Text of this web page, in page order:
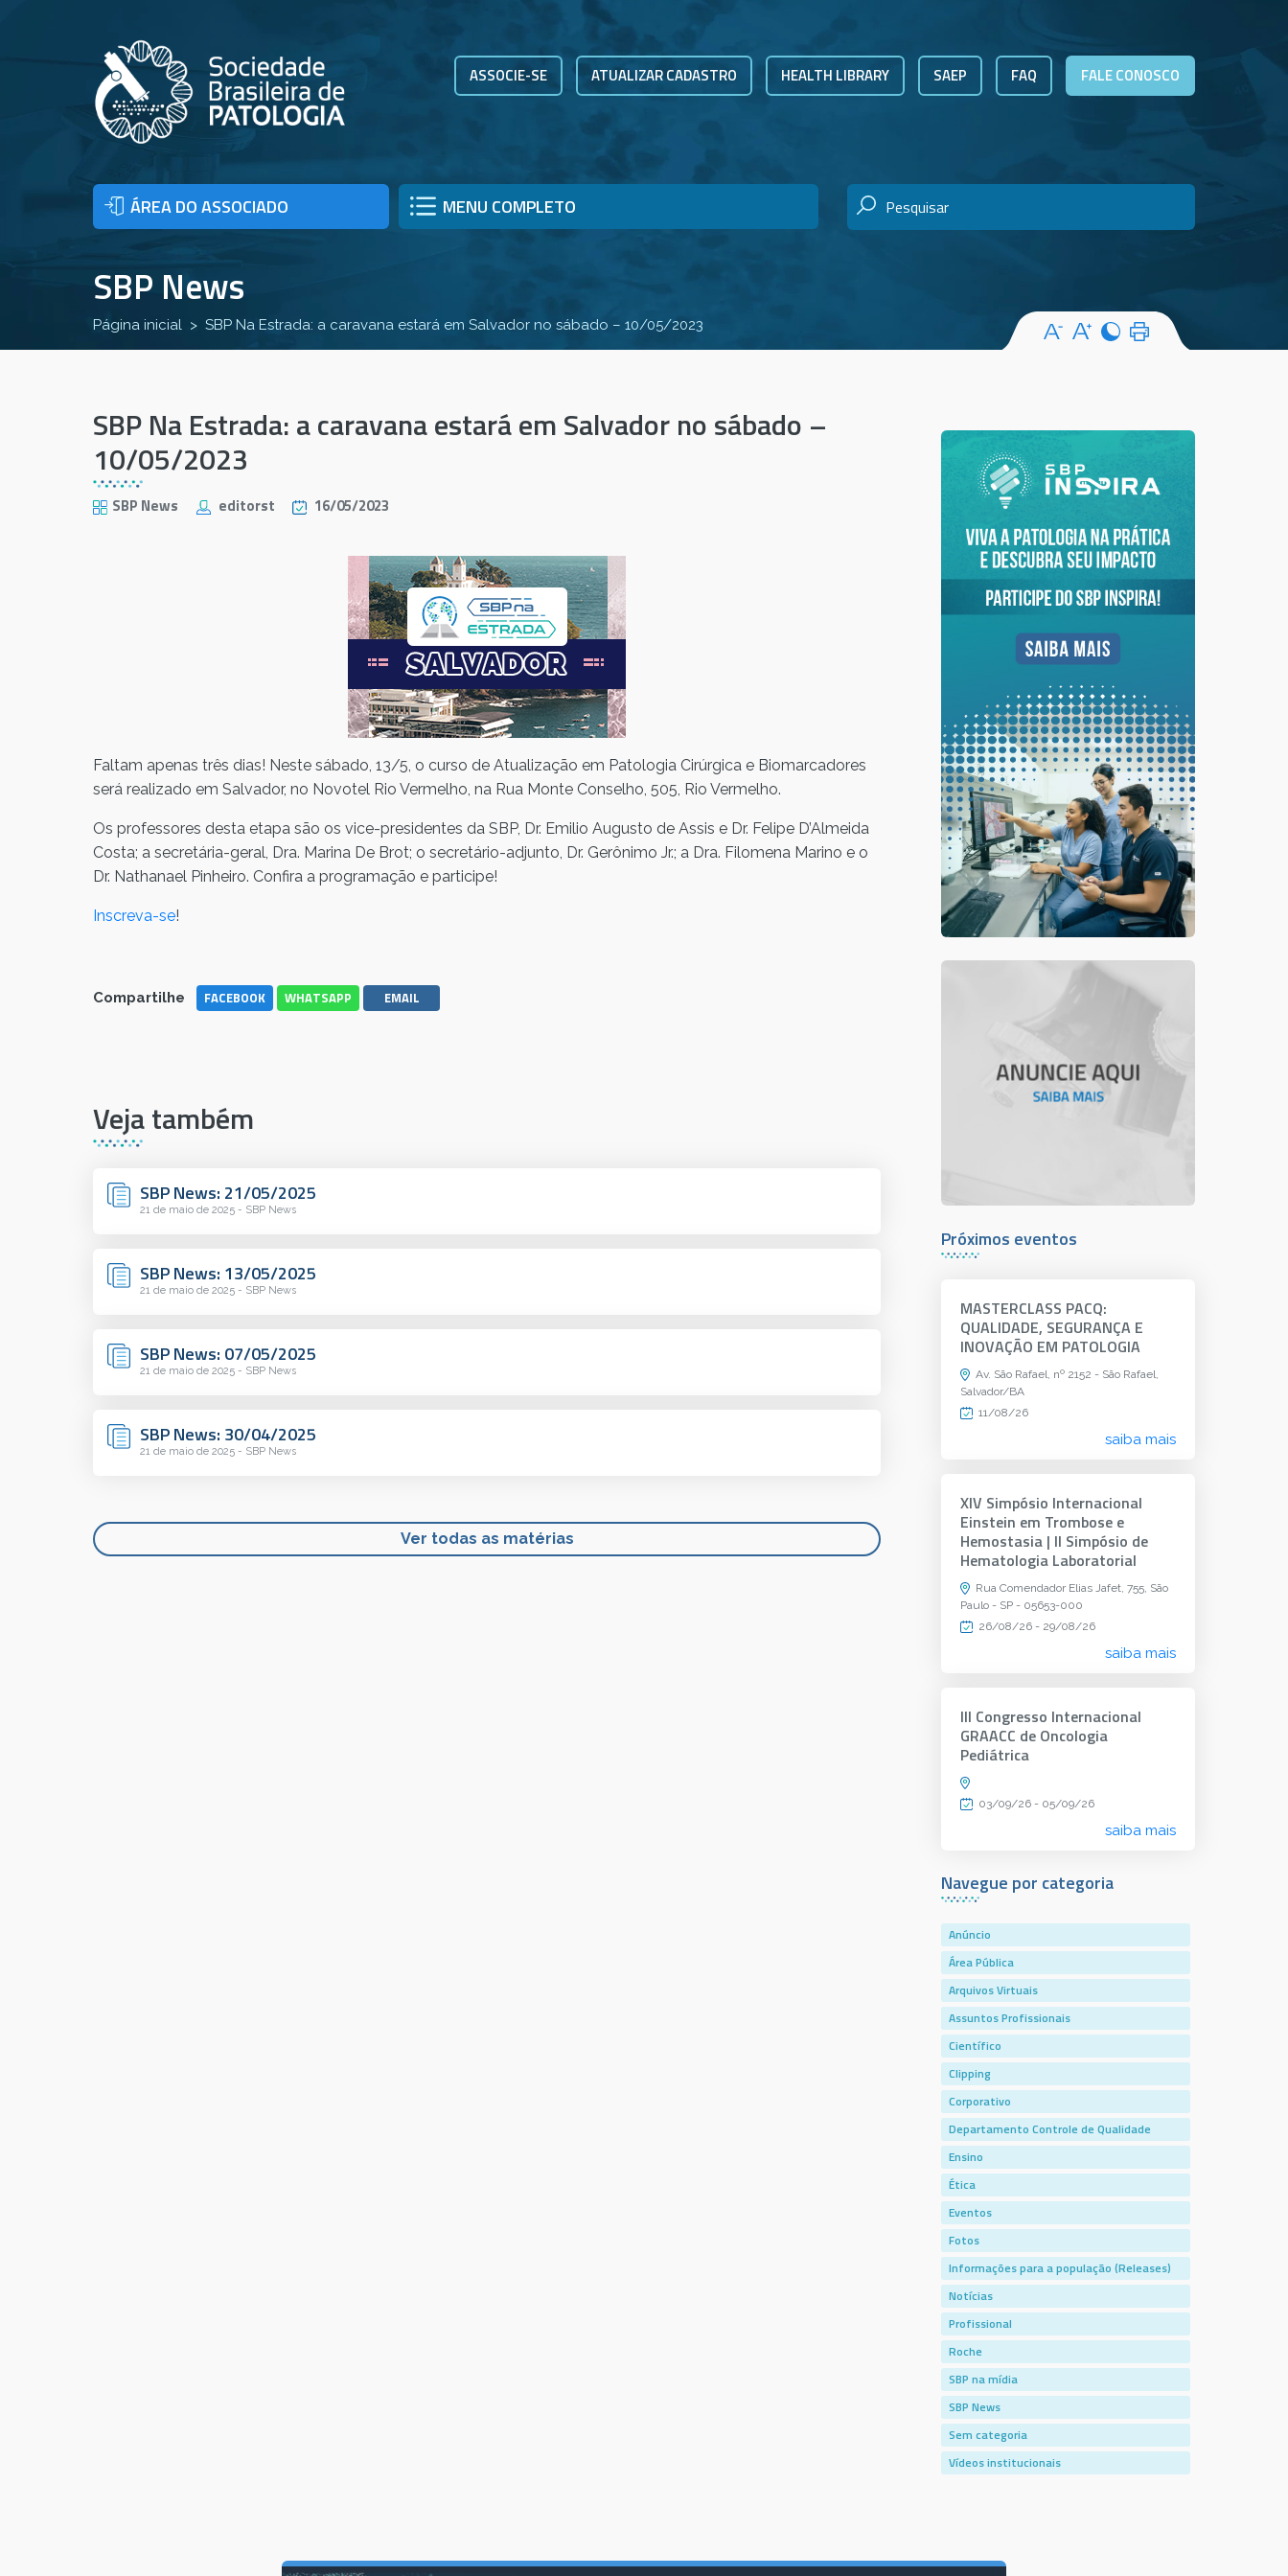
ASSOCIE-SE ATUALIZAR CADASTRO HEALTH LIBRARY SAEP FAQ FALE CONOSCO
ÁREA DO ASSOCIADO MENU COMPLETO
SBP News
Página inicial SBP Na Estrada: a caravana estará em Salvador no sábado – 10/05/2023
SBP Na Estrada: a caravana estará em Salvador no sábado –
10/05/2023
SBP News editorst 16/05/2023
Faltam apenas três dias! Neste sábado, 13/5, o curso de Atualização em Patologia Cirúrgica e Biomarcadores
será realizado em Salvador, no Novotel Rio Vermelho, na Rua Monte Conselho, 505, Rio Vermelho.
Os professores desta etapa são os vice-presidentes da SBP, Dr. Emilio Augusto de Assis e Dr. Felipe D’Almeida
Costa; a secretária-geral, Dra. Marina De Brot; o secretário-adjunto, Dr. Gerônimo Jr.; a Dra. Filomena Marino e o
Dr. Nathanael Pinheiro. Confira a programação e participe!
Inscreva-se!
Compartilhe FACEBOOK WHATSAPP EMAIL
Veja também
SBP News: 21/05/2025
21 de maio de 2025 - SBP News
SBP News: 13/05/2025
21 de maio de 2025 - SBP News
SBP News: 07/05/2025
21 de maio de 2025 - SBP News
SBP News: 30/04/2025
21 de maio de 2025 - SBP News
Ver todas as matérias
Navegue por categoria
Anúncio
Área Pública
Arquivos Virtuais
Assuntos Profissionais
Científico
Clipping
Corporativo
Departamento Controle de Qualidade
Ensino
Ética
Eventos
Fotos
Informações para a população (Releases)
Notícias
Profissional
Roche
SBP na mídia
SBP News
Sem categoria
Vídeos institucionais
Próximos eventos
MASTERCLASS PACQ:
QUALIDADE, SEGURANÇA E
INOVAÇÃO EM PATOLOGIA
Av. São Rafael, nº 2152 - São Rafael,
Salvador/BA
11/08/26
saiba mais
XIV Simpósio Internacional
Einstein em Trombose e
Hemostasia | II Simpósio de
Hematologia Laboratorial
Rua Comendador Elias Jafet, 755, São
Paulo - SP - 05653-000
26/08/26 - 29/08/26
saiba mais
III Congresso Internacional
GRAACC de Oncologia
Pediátrica
03/09/26 - 05/09/26
saiba mais